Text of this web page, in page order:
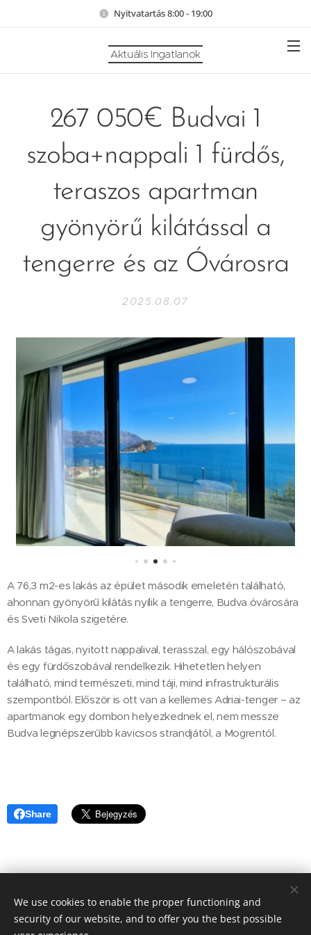
Nyitvatartás 8:00 - 19:00
Aktuális Ingatlanok
267 050€ Budvai 1
szoba+nappali 1 fürdős,
teraszos apartman
gyönyörű kilátással a
tengerre és az Óvárosra
2025.08.07
A 76,3 m2-es lakás az épület második emeletén található,
ahonnan gyönyörű kilátás nyílik a tengerre, Budva óvárosára
és Sveti Nikola szigetére.
A lakás tágas, nyitott nappalival, terasszal, egy hálószobával
és egy fürdőszobával rendelkezik. Hihetetlen helyen
található, mind természeti, mind táji, mind infrastrukturális
szempontból. Először is ott van a kellemes Adriai-tenger – az
apartmanok egy dombon helyezkednek el, nem messze
Budva legnépszerűbb kavicsos strandjától, a Mogrentól.
Share
© 2020 Aktuális Ingatlanok Ingatlaniroda. 2143 Kistarcsa, Deák
Ferenc utca 50.
We use cookies to enable the proper functioning and
security of our website, and to offer you the best possible